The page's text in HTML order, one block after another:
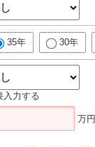
35年 30年
入力する
万円